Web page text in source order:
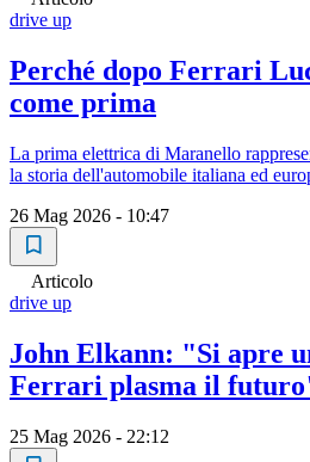
drive up
Perché dopo Ferrari
come prima
La prima elettrica di Maranello
la storia dell'automobile italiana ed
26 Mag 2026 - 10:47
Articolo
drive up
John Elkann: "Si apre
Ferrari plasma il
25 Mag 2026 - 22:12